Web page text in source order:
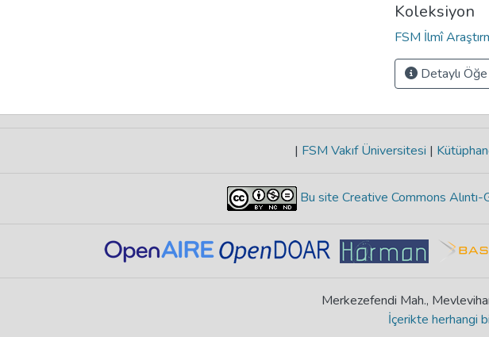
Koleksiyon
FSM İlmî
Detaylı Öğe
| FSM Vakıf Üniversitesi |
Bu site Creative Commons Alıntı-
Merkezefendi Mah.,
İçerikte herhangi